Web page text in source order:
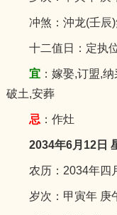
冲煞：沖龙(壬辰)
十二值日：定执
宜：嫁娶,订盟,
破土,安葬
忌 ：作灶
2034年6月12日
农历：2034年四
岁次：甲寅年 庚